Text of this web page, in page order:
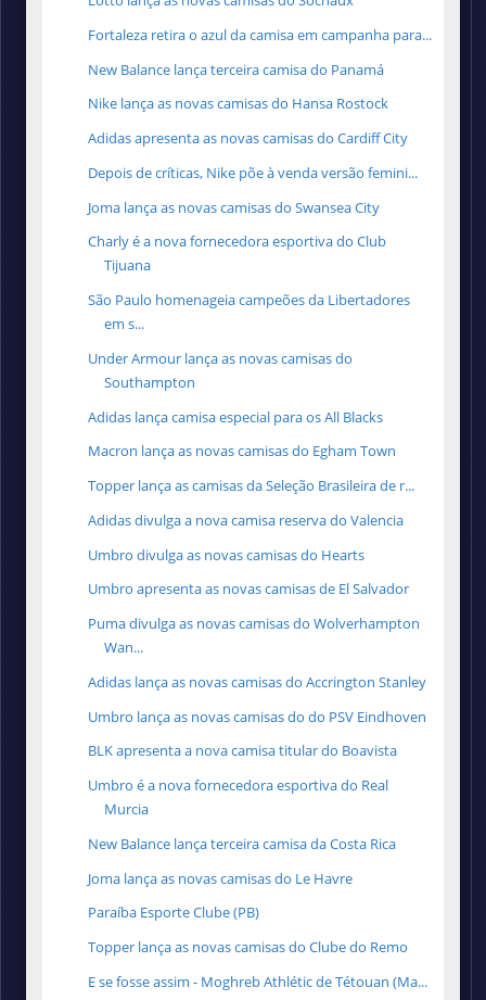
Fortaleza retira o azul da camisa em campanha para...
New Balance lança terceira camisa do Panamá
Nike lança as novas camisas do Hansa Rostock
Adidas apresenta as novas camisas do Cardiff City
Depois de críticas, Nike põe à venda versão femini...
Joma lança as novas camisas do Swansea City
Charly é a nova fornecedora esportiva do Club
Tijuana
São Paulo homenageia campeões da Libertadores
em s...
Under Armour lança as novas camisas do
Southampton
Adidas lança camisa especial para os All Blacks
Macron lança as novas camisas do Egham Town
Topper lança as camisas da Seleção Brasileira de r...
Adidas divulga a nova camisa reserva do Valencia
Umbro divulga as novas camisas do Hearts
Umbro apresenta as novas camisas de El Salvador
Puma divulga as novas camisas do Wolverhampton
Wan...
Adidas lança as novas camisas do Accrington Stanley
Umbro lança as novas camisas do do PSV Eindhoven
BLK apresenta a nova camisa titular do Boavista
Umbro é a nova fornecedora esportiva do Real
Murcia
New Balance lança terceira camisa da Costa Rica
Joma lança as novas camisas do Le Havre
Paraíba Esporte Clube (PB)
Topper lança as novas camisas do Clube do Remo
E se fosse assim - Moghreb Athlétic de Tétouan (Ma...